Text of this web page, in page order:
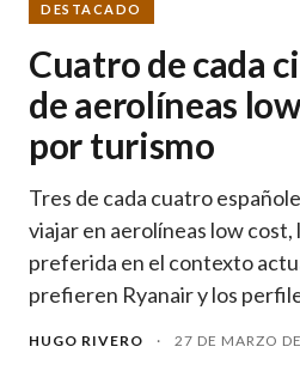
DESTACADO
Cuatro de cada
de aerolíneas
por turismo
Tres de cada cuatro
viajar en aerolíneas low cost,
preferida en el contexto
prefieren Ryanair y los
HUGO RIVERO · 27 DE MARZO